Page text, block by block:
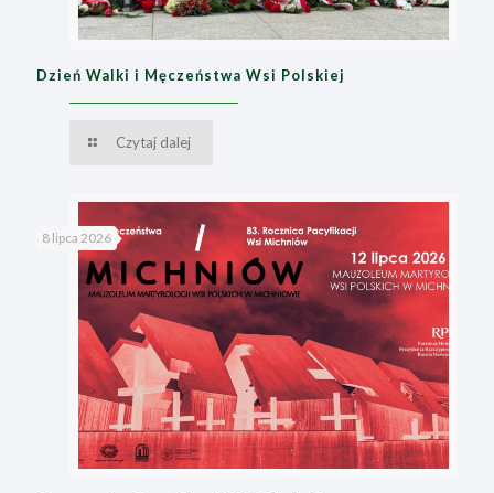
Dzień Walki i Męczeństwa Wsi Polskiej
Czytaj dalej
8 lipca 2026